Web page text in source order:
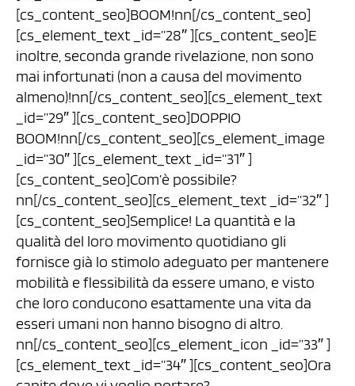
[cs_content_seo]BOOM!nn[/cs_content_seo]
[cs_element_text _id=”28″ ][cs_content_seo]E
inoltre, seconda grande rivelazione, non sono
mai infortunati (non a causa del movimento
almeno)!nn[/cs_content_seo][cs_element_text
_id=”29″ ][cs_content_seo]DOPPIO
BOOM!nn[/cs_content_seo][cs_element_image
_id=”30″ ][cs_element_text _id=”31″ ]
[cs_content_seo]Com’è possibile?
nn[/cs_content_seo][cs_element_text _id=”32″ ]
[cs_content_seo]Semplice! La quantità e la
qualità del loro movimento quotidiano gli
fornisce già lo stimolo adeguato per mantenere
mobilità e flessibilità da essere umano, e visto
che loro conducono esattamente una vita da
esseri umani non hanno bisogno di altro.
nn[/cs_content_seo][cs_element_icon _id=”33″ ]
[cs_element_text _id=”34″ ][cs_content_seo]Ora